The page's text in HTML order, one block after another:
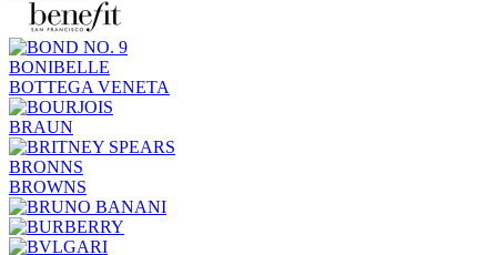
BONIBELLE
BOTTEGA VENETA
BRAUN
BRONNS
BROWNS